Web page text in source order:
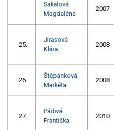
Sakalová
Magdaléna
2007
25.
Jirasová
Klára
2008
26.
Štěpánková
Markéta
2008
27.
Pádivá
Františka
2010